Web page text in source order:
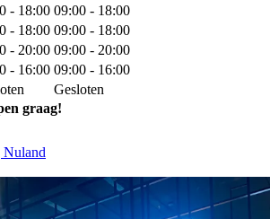
- 18:00 09:00 - 18:00
- 18:00 09:00 - 18:00
- 20:00 09:00 - 20:00
- 16:00 09:00 - 16:00
Gesloten
graag!
Nuland